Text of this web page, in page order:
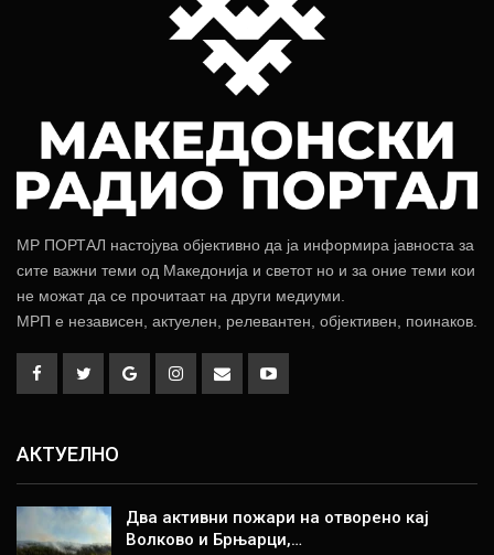
МР ПОРТАЛ настојува објективно да ја информира јавноста за
сите важни теми од Македонија и светот но и за оние теми кои
не можат да се прочитаат на други медиуми.
МРП е независен, актуелен, релевантен, објективен, поинаков.
АКТУЕЛНО
Два активни пожари на отворено кај
Волково и Брњарци,…